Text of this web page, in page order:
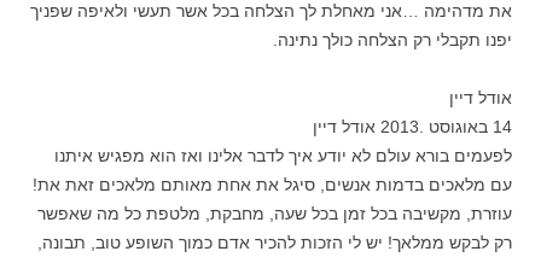
את מדהימה …אני מאחלת לך הצלחה בכל אשר תעשי ולאיפה שפניך
יפנו תקבלי רק הצלחה כולך נתינה.
אודל דיין
14 באוגוסט .2013 אודל דיין
לפעמים בורא עולם לא יודע איך לדבר אלינו ואז הוא מפגיש איתנו
עם מלאכים בדמות אנשים, סיגל את אחת מאותם מלאכים זאת את!
עוזרת, מקשיבה בכל זמן בכל שעה, מחבקת, מלטפת כל מה שאפשר
רק לבקש ממלאך! יש לי הזכות להכיר אדם כמוך השופע טוב, תבונה,